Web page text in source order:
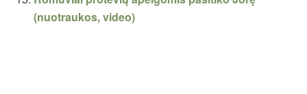
(nuotraukos, video)